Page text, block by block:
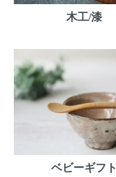
木工/漆
ベビーギフト